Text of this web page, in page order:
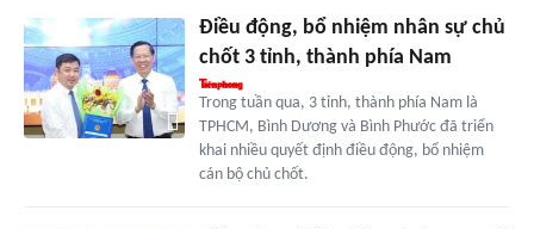
Điều động, bổ nhiệm nhân sự chủ
chốt 3 tỉnh, thành phía Nam
Trong tuần qua, 3 tỉnh, thành phía Nam là
TPHCM, Bình Dương và Bình Phước đã triển
khai nhiều quyết định điều động, bổ nhiệm
cán bộ chủ chốt.